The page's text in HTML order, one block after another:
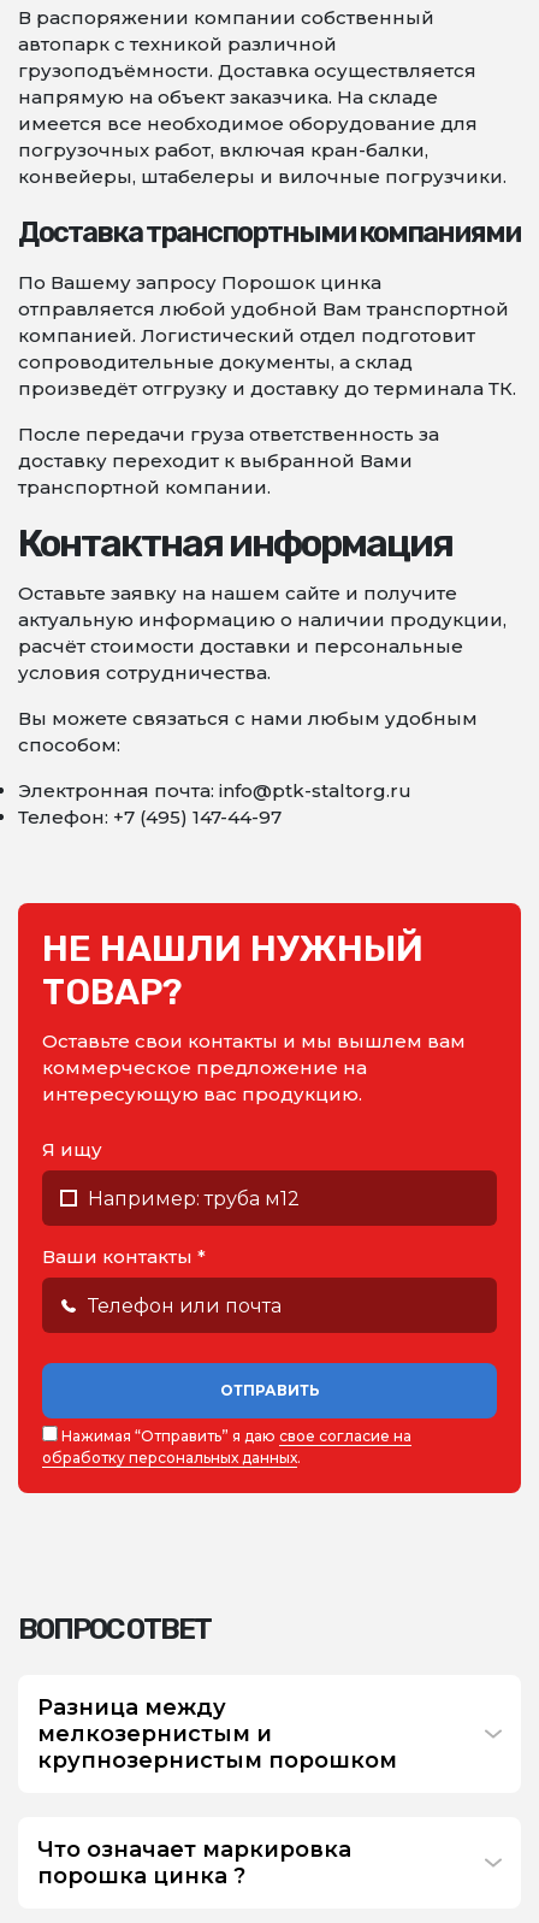
В распоряжении компании собственный
автопарк с техникой различной
грузоподъёмности. Доставка осуществляется
напрямую на объект заказчика. На складе
имеется все необходимое оборудование для
погрузочных работ, включая кран-балки,
конвейеры, штабелеры и вилочные погрузчики.
Доставка транспортными компаниями
По Вашему запросу Порошок цинка
отправляется любой удобной Вам транспортной
компанией. Логистический отдел подготовит
сопроводительные документы, а склад
произведёт отгрузку и доставку до терминала ТК.
После передачи груза ответственность за
доставку переходит к выбранной Вами
транспортной компании.
Контактная информация
Оставьте заявку на нашем сайте и получите
актуальную информацию о наличии продукции,
расчёт стоимости доставки и персональные
условия сотрудничества.
Вы можете связаться с нами любым удобным
способом:
Электронная почта: info@ptk-staltorg.ru
Телефон: +7 (495) 147-44-97
НЕ НАШЛИ НУЖНЫЙ
ТОВАР?
Оставьте свои контакты и мы вышлем вам
коммерческое предложение на
интересующую вас продукцию.
Я ищу
Ваши контакты *
ОТПРАВИТЬ
Нажимая “Отправить” я даю свое согласие на
обработку персональных данных.
ВОПРОС ОТВЕТ
Разница между
мелкозернистым и
крупнозернистым порошком
Что означает маркировка
порошка цинка ?